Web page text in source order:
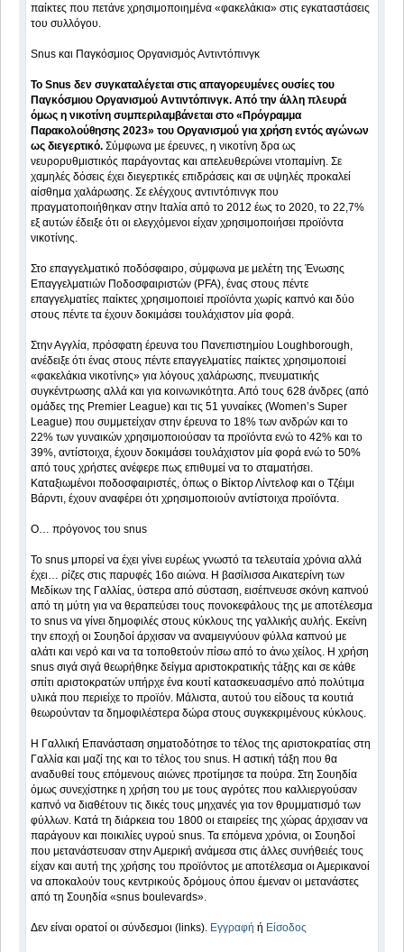
παίκτες που πετάνε χρησιμοποιημένα «φακελάκια» στις εγκαταστάσεις
του συλλόγου.
Snus και Παγκόσμιος Οργανισμός Αντιντόπινγκ
Το Snus δεν συγκαταλέγεται στις απαγορευμένες ουσίες του
Παγκόσμιου Οργανισμού Αντιντόπινγκ. Από την άλλη πλευρά
όμως η νικοτίνη συμπεριλαμβάνεται στο «Πρόγραμμα
Παρακολούθησης 2023» του Οργανισμού για χρήση εντός αγώνων
ως διεγερτικό. Σύμφωνα με έρευνες, η νικοτίνη δρα ως
νευρορυθμιστικός παράγοντας και απελευθερώνει ντοπαμίνη. Σε
χαμηλές δόσεις έχει διεγερτικές επιδράσεις και σε υψηλές προκαλεί
αίσθημα χαλάρωσης. Σε ελέγχους αντιντόπινγκ που
πραγματοποιήθηκαν στην Ιταλία από το 2012 έως το 2020, το 22,7%
εξ αυτών έδειξε ότι οι ελεγχόμενοι είχαν χρησιμοποιήσει προϊόντα
νικοτίνης.
Στο επαγγελματικό ποδόσφαιρο, σύμφωνα με μελέτη της Ένωσης
Επαγγελματιών Ποδοσφαιριστών (PFA), ένας στους πέντε
επαγγελματίες παίκτες χρησιμοποιεί προϊόντα χωρίς καπνό και δύο
στους πέντε τα έχουν δοκιμάσει τουλάχιστον μία φορά.
Στην Αγγλία, πρόσφατη έρευνα του Πανεπιστημίου Loughborough,
ανέδειξε ότι ένας στους πέντε επαγγελματίες παίκτες χρησιμοποιεί
«φακελάκια νικοτίνης» για λόγους χαλάρωσης, πνευματικής
συγκέντρωσης αλλά και για κοινωνικότητα. Από τους 628 άνδρες (από
ομάδες της Premier League) και τις 51 γυναίκες (Women’s Super
League) που συμμετείχαν στην έρευνα το 18% των ανδρών και το
22% των γυναικών χρησιμοποιούσαν τα προϊόντα ενώ το 42% και το
39%, αντίστοιχα, έχουν δοκιμάσει τουλάχιστον μία φορά ενώ το 50%
από τους χρήστες ανέφερε πως επιθυμεί να το σταματήσει.
Καταξιωμένοι ποδοσφαιριστές, όπως ο Βίκτορ Λίντελοφ και ο Τζέιμι
Βάρντι, έχουν αναφέρει ότι χρησιμοποιούν αντίστοιχα προϊόντα.
Ο… πρόγονος του snus
Το snus μπορεί να έχει γίνει ευρέως γνωστό τα τελευταία χρόνια αλλά
έχει… ρίζες στις παρυφές 16ο αιώνα. Η βασίλισσα Αικατερίνη των
Μεδίκων της Γαλλίας, ύστερα από σύσταση, εισέπνευσε σκόνη καπνού
από τη μύτη για να θεραπεύσει τους πονοκεφάλους της με αποτέλεσμα
το snus να γίνει δημοφιλές στους κύκλους της γαλλικής αυλής. Εκείνη
την εποχή οι Σουηδοί άρχισαν να αναμειγνύουν φύλλα καπνού με
αλάτι και νερό και να τα τοποθετούν πίσω από το άνω χείλος. Η χρήση
snus σιγά σιγά θεωρήθηκε δείγμα αριστοκρατικής τάξης και σε κάθε
σπίτι αριστοκρατών υπήρχε ένα κουτί κατασκευασμένο από πολύτιμα
υλικά που περιείχε το προϊόν. Μάλιστα, αυτού του είδους τα κουτιά
θεωρούνταν τα δημοφιλέστερα δώρα στους συγκεκριμένους κύκλους.
Η Γαλλική Επανάσταση σηματοδότησε το τέλος της αριστοκρατίας στη
Γαλλία και μαζί της και το τέλος του snus. Η αστική τάξη που θα
αναδυθεί τους επόμενους αιώνες προτίμησε τα πούρα. Στη Σουηδία
όμως συνεχίστηκε η χρήση του με τους αγρότες που καλλιεργούσαν
καπνό να διαθέτουν τις δικές τους μηχανές για τον θρυμματισμό των
φύλλων. Κατά τη διάρκεια του 1800 οι εταιρείες της χώρας άρχισαν να
παράγουν και ποικιλίες υγρού snus. Τα επόμενα χρόνια, οι Σουηδοί
που μετανάστευσαν στην Αμερική ανάμεσα στις άλλες συνήθειές τους
είχαν και αυτή της χρήσης του προϊόντος με αποτέλεσμα οι Αμερικανοί
να αποκαλούν τους κεντρικούς δρόμους όπου έμεναν οι μετανάστες
από τη Σουηδία «snus boulevards».
Δεν είναι ορατοί οι σύνδεσμοι (links). Εγγραφή ή Είσοδος